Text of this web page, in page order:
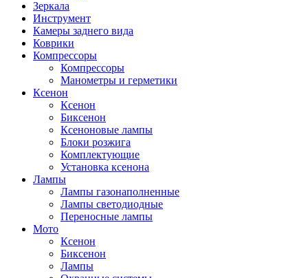
Зеркала
Инструмент
Камеры заднего вида
Коврики
Компрессоры
Компрессоры
Манометры и герметики
Ксенон
Ксенон
Биксенон
Ксеноновые лампы
Блоки розжига
Комплектующие
Установка ксенона
Лампы
Лампы газонаполненные
Лампы светодиодные
Переносные лампы
Мото
Ксенон
Биксенон
Лампы